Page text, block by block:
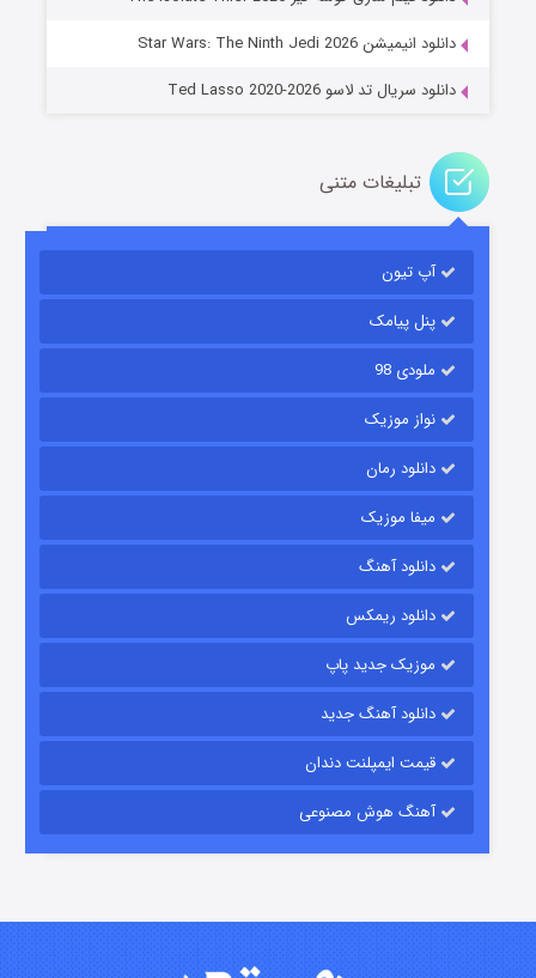
قسمت۱۴ (زیرنویس) منتشر شد
قسمت
قسمت۲ (دوبله) منتشر شد
دانلود انیمیشن Star Wars: The Ninth Jedi 2026
دانلود سریال تد لاسو Ted Lasso 2020-2026
تبلیغات متنی
آپ تیون
پنل پیامک
ملودی 98
نواز موزیک
دانلود رمان
میفا موزیک
دانلود آهنگ
دانلود ریمکس
موزیک جدید پاپ
دانلود آهنگ جدید
قیمت ایمپلنت دندان
آهنگ هوش مصنوعی